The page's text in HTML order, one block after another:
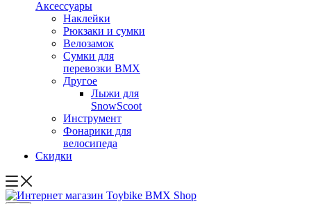
Аксессуары
Наклейки
Рюкзаки и сумки
Велозамок
Сумки для
перевозки BMX
Другое
Лыжи для
SnowScoot
Инструмент
Фонарики для
велосипеда
Скидки